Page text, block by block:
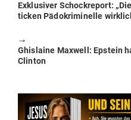
Previous
post:
Exklu­siver Schock­report:
ticken Pädo­kri­mi­nelle
🠖
Next
post:
Ghis­laine Maxwell: Epstein
Clinton